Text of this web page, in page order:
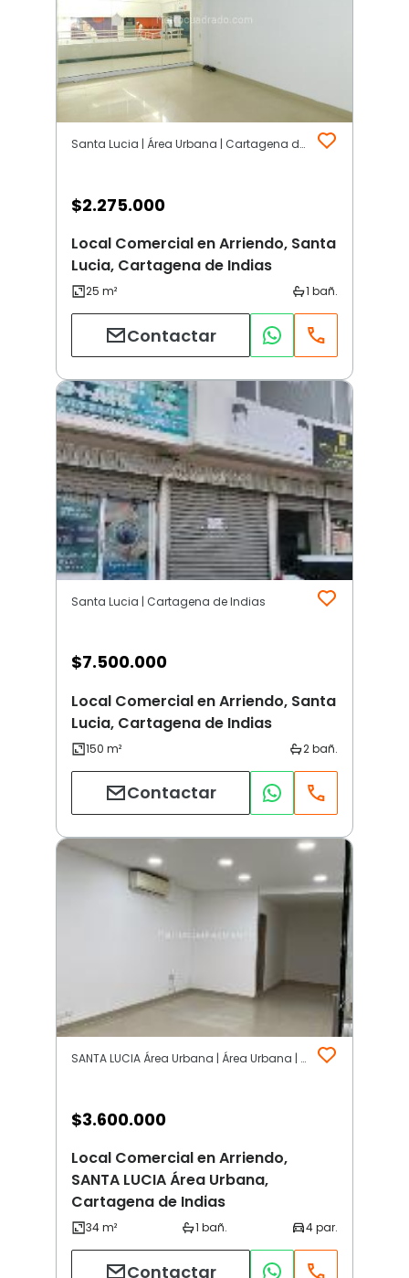
Santa Lucia | Área Urbana | Cartagena de Indias
$2.275.000
Local Comercial en Arriendo, Santa
Lucia, Cartagena de Indias
Contactar
Santa Lucia | Cartagena de Indias
$7.500.000
Local Comercial en Arriendo, Santa
Lucia, Cartagena de Indias
Contactar
SANTA LUCIA Área Urbana | Área Urbana | Cartagena de Indias
$3.600.000
Local Comercial en Arriendo,
SANTA LUCIA Área Urbana,
Cartagena de Indias
Contactar